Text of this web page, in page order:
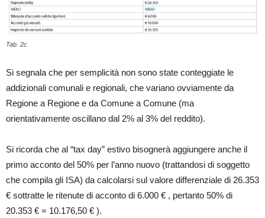
Tab. 2c
Si segnala che per semplicità non sono state conteggiate le
addizionali comunali e regionali, che variano ovviamente da
Regione a Regione e da Comune a Comune (ma
orientativamente oscillano dal 2% al 3% del reddito).
Si ricorda che al “tax day” estivo bisognerà aggiungere anche il
primo acconto del 50% per l’anno nuovo (trattandosi di soggetto
che compila gli ISA) da calcolarsi sul valore differenziale di 26.353
€ sottratte le ritenute di acconto di 6.000 € , pertanto 50% di
20.353 € = 10.176,50 € ).